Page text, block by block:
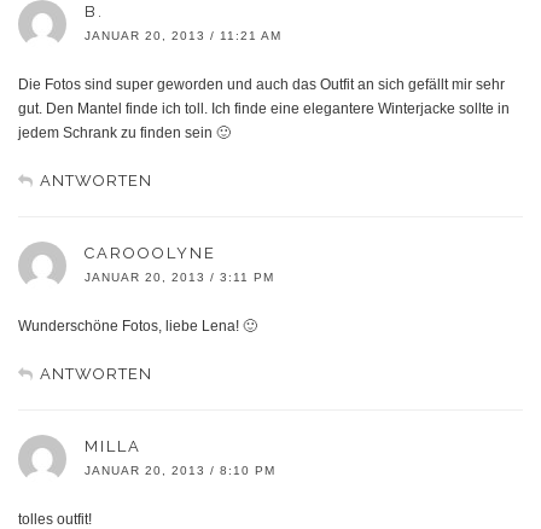
B.
JANUAR 20, 2013 / 11:21 AM
Die Fotos sind super geworden und auch das Outfit an sich gefällt mir sehr
gut. Den Mantel finde ich toll. Ich finde eine elegantere Winterjacke sollte in
jedem Schrank zu finden sein 🙂
ANTWORTEN
CAROOOLYNE
JANUAR 20, 2013 / 3:11 PM
Wunderschöne Fotos, liebe Lena! 🙂
ANTWORTEN
MILLA
JANUAR 20, 2013 / 8:10 PM
tolles outfit!